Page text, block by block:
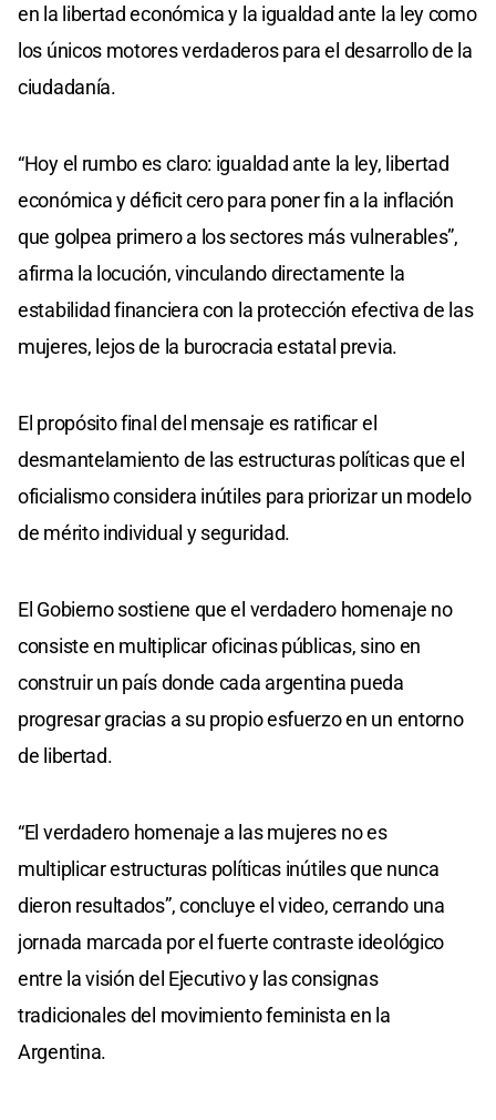
en la libertad económica y la igualdad ante la ley como
los únicos motores verdaderos para el desarrollo de la
ciudadanía.
“Hoy el rumbo es claro: igualdad ante la ley, libertad
económica y déficit cero para poner fin a la inflación
que golpea primero a los sectores más vulnerables”,
afirma la locución, vinculando directamente la
estabilidad financiera con la protección efectiva de las
mujeres, lejos de la burocracia estatal previa.
El propósito final del mensaje es ratificar el
desmantelamiento de las estructuras políticas que el
oficialismo considera inútiles para priorizar un modelo
de mérito individual y seguridad.
El Gobierno sostiene que el verdadero homenaje no
consiste en multiplicar oficinas públicas, sino en
construir un país donde cada argentina pueda
progresar gracias a su propio esfuerzo en un entorno
de libertad.
“El verdadero homenaje a las mujeres no es
multiplicar estructuras políticas inútiles que nunca
dieron resultados”, concluye el video, cerrando una
jornada marcada por el fuerte contraste ideológico
entre la visión del Ejecutivo y las consignas
tradicionales del movimiento feminista en la
Argentina.